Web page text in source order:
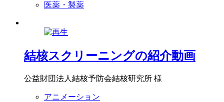
医薬・製薬
結核スクリーニングの紹介動画
公益財団法人結核予防会結核研究所 様
アニメーション